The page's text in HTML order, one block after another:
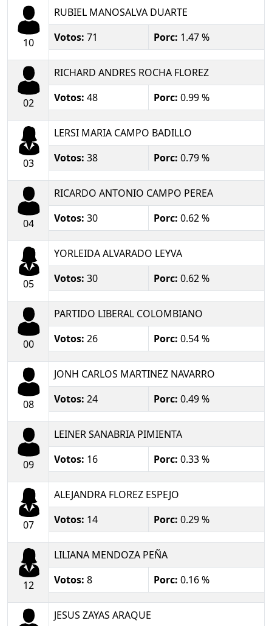
10
RUBIEL MANOSALVA DUARTE
Votos: 71 Porc: 1.47 %
02
RICHARD ANDRES ROCHA FLOREZ
Votos: 48 Porc: 0.99 %
03
LERSI MARIA CAMPO BADILLO
Votos: 38 Porc: 0.79 %
04
RICARDO ANTONIO CAMPO PEREA
Votos: 30 Porc: 0.62 %
05
YORLEIDA ALVARADO LEYVA
Votos: 30 Porc: 0.62 %
00
PARTIDO LIBERAL COLOMBIANO
Votos: 26 Porc: 0.54 %
08
JONH CARLOS MARTINEZ NAVARRO
Votos: 24 Porc: 0.49 %
09
LEINER SANABRIA PIMIENTA
Votos: 16 Porc: 0.33 %
07
ALEJANDRA FLOREZ ESPEJO
Votos: 14 Porc: 0.29 %
12
LILIANA MENDOZA PEÑA
Votos: 8 Porc: 0.16 %
JESUS ZAYAS ARAQUE